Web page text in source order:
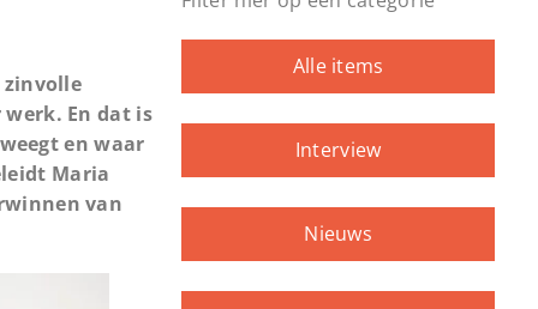
zinvolle
En dat is
en waar
Maria
van
Alle items
Interview
Nieuws